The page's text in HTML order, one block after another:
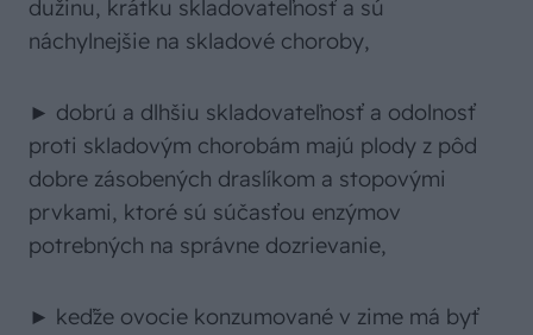
dužinu, krátku skladovateľnosť a sú
náchylnejšie na skladové choroby,
► dobrú a dlhšiu skladovateľnosť a odolnosť
proti skladovým chorobám majú plody z pôd
dobre zásobených draslíkom a stopovými
prvkami, ktoré sú súčasťou enzýmov
potrebných na správne dozrievanie,
► keďže ovocie konzumované v zime má byť